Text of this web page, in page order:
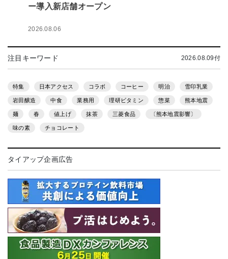
ー導入新店舗オープン
2026.08.06
注目キーワード 2026.08.09付
特集 日本アクセス コラボ コーヒー 明治 雪印乳業
岩田醸造 中食 業務用 理研ビタミン 惣菜 熊本地震
麺 春 値上げ 抹茶 三菱食品 〔熊本地震影響〕
味の素 チョコレート
タイアップ企画広告